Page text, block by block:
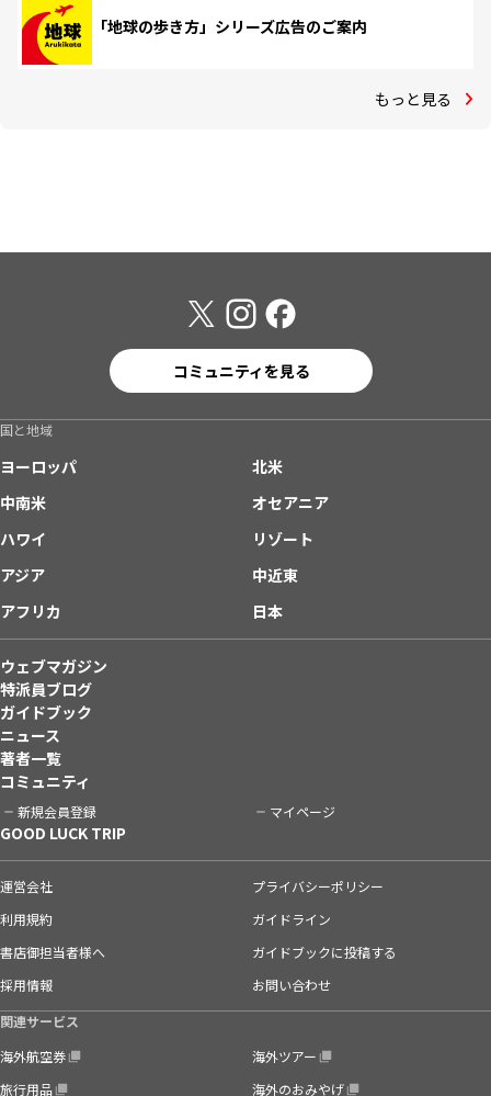
「地球の歩き方」シリーズ広告のご案内
もっと見る
コミュニティを見る
国と地域
ヨーロッパ
北米
中南米
オセアニア
ハワイ
リゾート
アジア
中近東
アフリカ
日本
ウェブマガジン
特派員ブログ
ガイドブック
ニュース
著者一覧
コミュニティ
新規会員登録 マイページ
GOOD LUCK TRIP
運営会社
プライバシーポリシー
利用規約
ガイドライン
書店御担当者様へ
ガイドブックに投稿する
採用情報
お問い合わせ
関連サービス
海外航空券
海外ツアー
旅行用品
海外のおみやげ